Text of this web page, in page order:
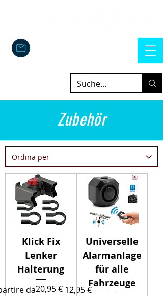
Zubehör
Klick Fix
Lenker
Halterung
da
regolare20,95 € 12,95 €
scontato
Universelle
Alarmanlage
für alle
Fahrzeuge